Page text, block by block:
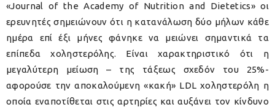
«Journal of the Academy of Nutrition and Dietetics» οι
ερευνητές σημειώνουν ότι η κατανάλωση δύο μήλων κάθε
ημέρα επί έξι μήνες φάνηκε να μειώνει σημαντικά τα
επίπεδα χοληστερόλης. Είναι χαρακτηριστικό ότι η
μεγαλύτερη μείωση – της τάξεως σχεδόν του 25%-
αφορούσε την αποκαλούμενη «κακή» LDL χοληστερόλη η
οποία εναποτίθεται στις αρτηρίες και αυξάνει τον κίνδυνο